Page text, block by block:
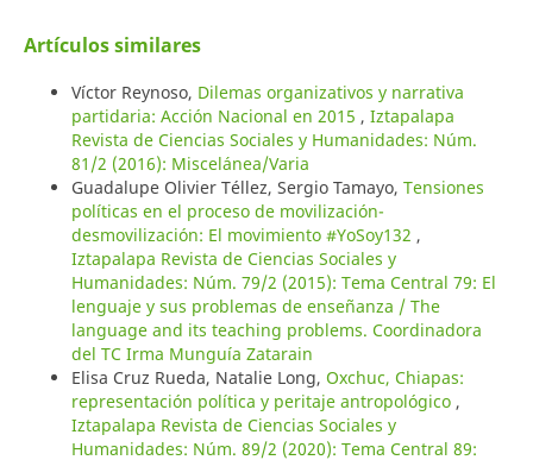
Artículos similares
Víctor Reynoso, Dilemas organizativos y narrativa
partidaria: Acción Nacional en 2015 , Iztapalapa
Revista de Ciencias Sociales y Humanidades: Núm.
81/2 (2016): Miscelánea/Varia
Guadalupe Olivier Téllez, Sergio Tamayo, Tensiones
políticas en el proceso de movilización-
desmovilización: El movimiento #YoSoy132 ,
Iztapalapa Revista de Ciencias Sociales y
Humanidades: Núm. 79/2 (2015): Tema Central 79: El
lenguaje y sus problemas de enseñanza / The
language and its teaching problems. Coordinadora
del TC Irma Munguía Zatarain
Elisa Cruz Rueda, Natalie Long, Oxchuc, Chiapas:
representación política y peritaje antropológico ,
Iztapalapa Revista de Ciencias Sociales y
Humanidades: Núm. 89/2 (2020): Tema Central 89: